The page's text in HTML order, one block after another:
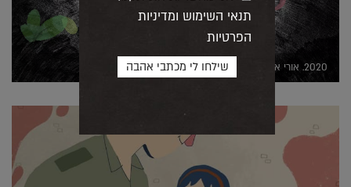
2020. אורי אנסבכר, שערי גן עדן. יוצרים יוני שלמון ודור בושרי
תנאי השימוש ומדיניות
הפרטיות